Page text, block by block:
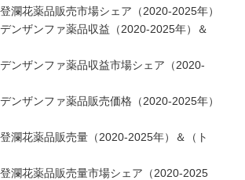
瀾花薬品販売市場シェア（2020-2025年）
ンザンファ薬品収益（2020-2025年）＆
ンザンファ薬品収益市場シェア（2020-
ンザンファ薬品販売価格（2020-2025年）
瀾花薬品販売量（2020-2025年）＆（ト
瀾花薬品販売量市場シェア（2020-2025